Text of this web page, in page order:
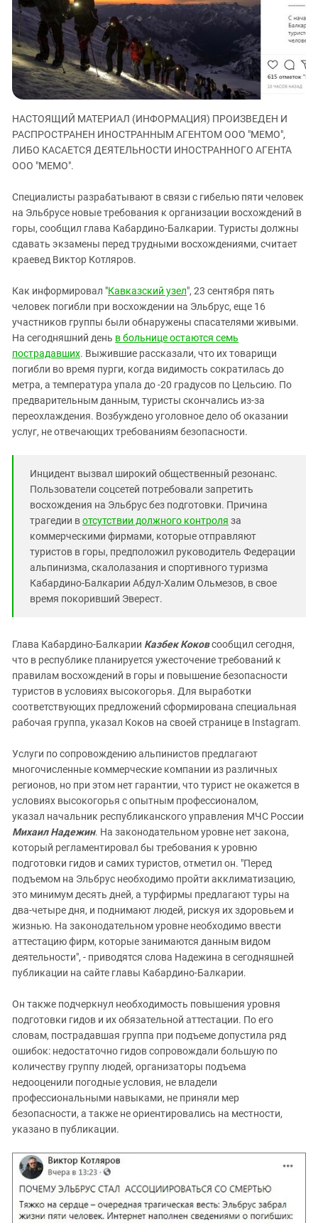
ЗАСТАВЛЯЕТ
КАВКАЗ ЗА ПАЛЕСТИНУ
ИНАКОМЫСЛИЕ В ЧЕЧНЕ
ПРЕСЛЕДОВАНИЕ АКТИВИСТОВ
МОБИЛИЗАЦИЯ И ПРОТЕСТЫ
Дагестан
Ингушетия
Кабардино-Балкария
Калмыкия
Карачаево-Черкесия
Краснодарский край
Нагорный Карабах
Российская Федерация
Северная Осетия - Алания
СКФО
Ставропольский край
Южная Осетия
Южный Кавказ
ЮФО
НАСТОЯЩИЙ МАТЕРИАЛ (ИНФОРМАЦИЯ) ПРОИЗВЕДЕН И
РАСПРОСТРАНЕН ИНОСТРАННЫМ АГЕНТОМ ООО "МЕМО",
ЛИБО КАСАЕТСЯ ДЕЯТЕЛЬНОСТИ ИНОСТРАННОГО АГЕНТА
ООО "МЕМО".
Специалисты разрабатывают в связи с гибелью пяти человек
на Эльбрусе новые требования к организации восхождений в
горы, сообщил глава Кабардино-Балкарии. Туристы должны
сдавать экзамены перед трудными восхождениями, считает
краевед Виктор Котляров.
Как информировал "Кавказский узел", 23 сентября пять
человек погибли при восхождении на Эльбрус, еще 16
участников группы были обнаружены спасателями живыми.
На сегодняшний день в больнице остаются семь
пострадавших. Выжившие рассказали, что их товарищи
погибли во время пурги, когда видимость сократилась до
метра, а температура упала до -20 градусов по Цельсию. По
предварительным данным, туристы скончались из-за
переохлаждения. Возбуждено уголовное дело об оказании
услуг, не отвечающих требованиям безопасности.
Инцидент вызвал широкий общественный резонанс.
Пользователи соцсетей потребовали запретить
восхождения на Эльбрус без подготовки. Причина
трагедии вотсутствии должного контроля за
коммерческими фирмами, которые отправляют
туристов в горы, предположил руководитель Федерации
альпинизма, скалолазания и спортивного туризма
Кабардино-Балкарии Абдул-Халим Ольмезов, в свое
время покоривший Эверест.
Глава Кабардино-Балкарии Казбек Коковсообщил сегодня,
что в республике планируется ужесточение требований к
правилам восхождений в горы и повышение безопасности
туристов в условиях высокогорья. Для выработки
соответствующих предложений сформирована специальная
рабочая группа, указал Коков на своей странице в Instagram.
Услуги по сопровождению альпинистов предлагают
многочисленные коммерческие компании из различных
регионов, но при этом нет гарантии, что турист не окажется в
условиях высокогорья с опытным профессионалом,
указал начальник республиканского управления МЧС России
Михаил Надежин. На законодательном уровне нет закона,
который регламентировал бы требования к уровню
подготовки гидов и самих туристов, отметил он. "Перед
подъемом на Эльбрус необходимо пройти акклиматизацию,
это минимум десять дней, а турфирмы предлагают туры на
два-четыре дня, и поднимают людей, рискуя их здоровьем и
жизнью. На законодательном уровне необходимо ввести
аттестацию фирм, которые занимаются данным видом
деятельности", - приводятся слова Надежина в сегодняшней
публикации на сайте главы Кабардино-Балкарии.
Он также подчеркнул необходимость повышения уровня
подготовки гидов и их обязательной аттестации. По его
словам, пострадавшая группа при подъеме допустила ряд
ошибок: недостаточно гидов сопровождали большую по
количеству группу людей, организаторы подъема
недооценили погодные условия, не владели
профессиональными навыками, не приняли мер
безопасности, а также не ориентировались на местности,
указано в публикации.